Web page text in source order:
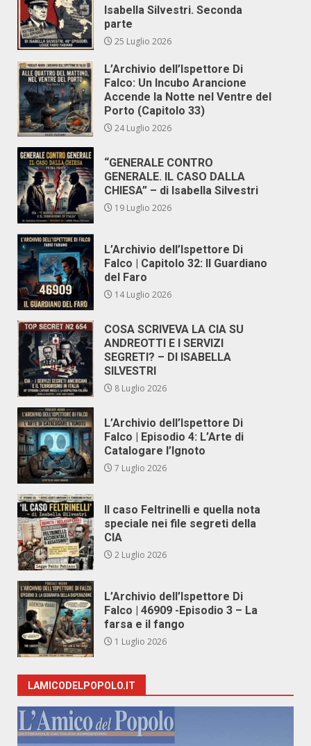
Isabella Silvestri. Seconda
parte
25 Luglio 2026
L’Archivio dell’Ispettore Di
Falco: Un Incubo Arancione
Accende la Notte nel Ventre del
Porto (Capitolo 33)
24 Luglio 2026
“GENERALE CONTRO
GENERALE. IL CASO DALLA
CHIESA” – di Isabella Silvestri
19 Luglio 2026
L’Archivio dell’Ispettore Di
Falco | Capitolo 32: Il Guardiano
del Faro
14 Luglio 2026
COSA SCRIVEVA LA CIA SU
ANDREOTTI E I SERVIZI
SEGRETI? – DI ISABELLA
SILVESTRI
8 Luglio 2026
L’Archivio dell’Ispettore Di
Falco | Episodio 4: L’Arte di
Catalogare l’Ignoto
7 Luglio 2026
Il caso Feltrinelli e quella nota
speciale nei file segreti della
CIA
2 Luglio 2026
L’Archivio dell’Ispettore Di
Falco | 46909 -Episodio 3 – La
farsa e il fango
1 Luglio 2026
LAMICODELPOPOLO.IT